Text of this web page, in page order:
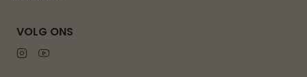
VOLG ONS
Instagram
Youtube